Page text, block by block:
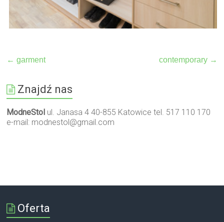
← garment contemporary →
Znajdź nas
ModneStol ul. Janasa 4 40-855 Katowice tel. 517 110 170
e-mail: modnestol@gmail.com
Oferta